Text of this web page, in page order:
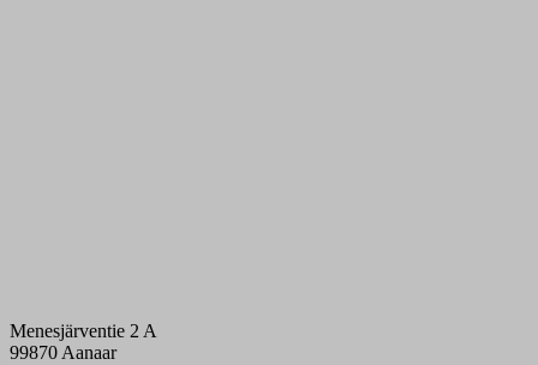
Menesjärventie 2 A
99870 Aanaar